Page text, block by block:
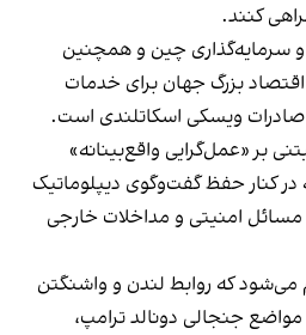
کنند.
و سرمایه‌گذاری چین و همچنین
بزرگ جهان برای خدمات
ویسکی اسکاتلندی است.
بر «عمل‌گرایی واقع‌بینانه»
در کنار حفظ گفت‌وگوی دیپلوماتیک
امنیتی و مداخلات خارجی
می‌شود که روابط لندن و واشنگتن
جنجالی دونالد ترامپ،